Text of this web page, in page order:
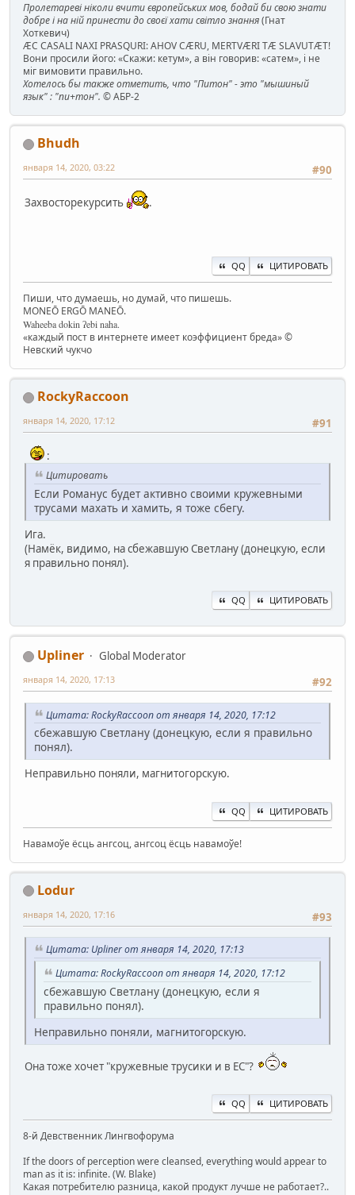
Пролетареві ніколи вчити європейських мов, бодай би свою знати
добре і на ній принести до своєї хати світло знання(Гнат
Хоткевич)
ÆC CASALI NAXI PRASQURI: AHOV CÆRU, MERTVÆRI TÆ SLAVUTÆT!
Вони просили його: «Скажи: кетум», а він говорив: «сатем», і не
міг вимовити правильно.
Хотелось бы также отметить, что "Питон" - это "мышиный
язык" : "пи+тон". © АБР-2
Bhudh
#90
января 14, 2020, 03:22
Захвосторекурсить .
QQ ЦИТИРОВАТЬ
Пиши, что думаешь, но думай, что пишешь.
MONEŌ ERGŌ MANEŌ.
Waheeba dokin ʔebi naha.
«каждый пост в интернете имеет коэффициент бреда» ©
Невский чукчо
RockyRaccoon
#91
января 14, 2020, 17:12
:
Цитировать
Если Романус будет активно своими кружевными
трусами махать и хамить, я тоже сбегу.
Ига.
(Намёк, видимо, на сбежавшую Светлану (донецкую, если
я правильно понял).
QQ ЦИТИРОВАТЬ
Upliner
Global Moderator
#92
января 14, 2020, 17:13
Цитата: RockyRaccoon от января 14, 2020, 17:12
сбежавшую Светлану (донецкую, если я правильно
понял).
Неправильно поняли, магнитогорскую.
QQ ЦИТИРОВАТЬ
Навамоўе ёсць ангсоц, ангсоц ёсць навамоўе!
Lodur
#93
января 14, 2020, 17:16
Цитата: Upliner от января 14, 2020, 17:13
Цитата: RockyRaccoon от января 14, 2020, 17:12
сбежавшую Светлану (донецкую, если я
правильно понял).
Неправильно поняли, магнитогорскую.
Она тоже хочет "кружевные трусики и в ЕС"?
QQ ЦИТИРОВАТЬ
8-й Девственник Лингвофорума
If the doors of perception were cleansed, everything would appear to
man as it is: infinite. (W. Blake)
Какая потребителю разница, какой продукт лучше не работает?..